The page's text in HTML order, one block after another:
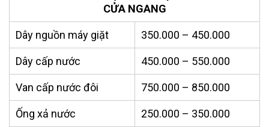
CỬA NGANG
Dây nguồn máy giặt 350.000 – 450.000
Dây cấp nước 450.000 – 550.000
Van cấp nước đôi 750.000 – 850.000
Ống xả nước 250.000 – 350.000